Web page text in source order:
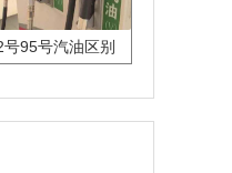
号95号汽油区别